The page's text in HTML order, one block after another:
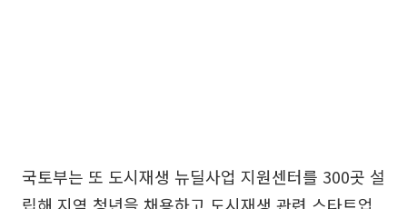
국토부는 또 도시재생 뉴딜사업 지원센터를 300곳 설